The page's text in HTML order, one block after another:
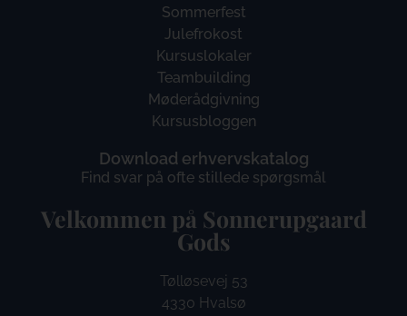
Velkommen på Sonnerupgaard
Gods​
Tølløsevej 53
4330 Hvalsø
Sommerfest
Julefrokost
Kursuslokaler
Teambuilding
Møderådgivning
Kursusbloggen
Download erhvervskatalog
Find svar på ofte stillede spørgsmål